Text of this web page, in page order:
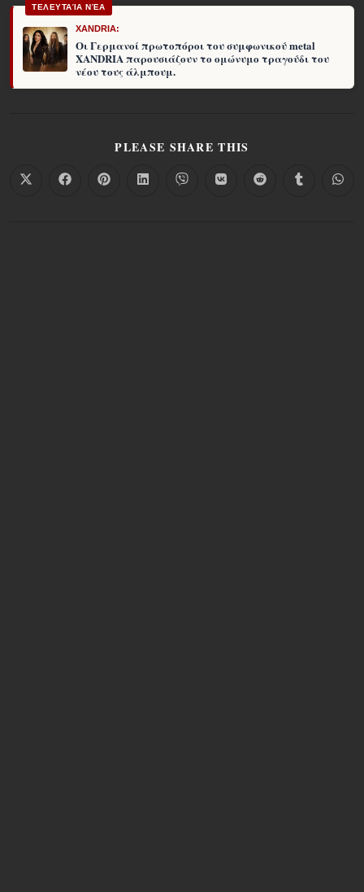
ΤΕΛΕΥΤΑΊΑ ΝΈΑ
XANDRIA:
Οι Γερμανοί πρωτοπόροι του συμφωνικού metal
XANDRIA παρουσιάζουν το ομώνυμο τραγούδι του
νέου τους άλμπουμ.
PLEASE SHARE THIS